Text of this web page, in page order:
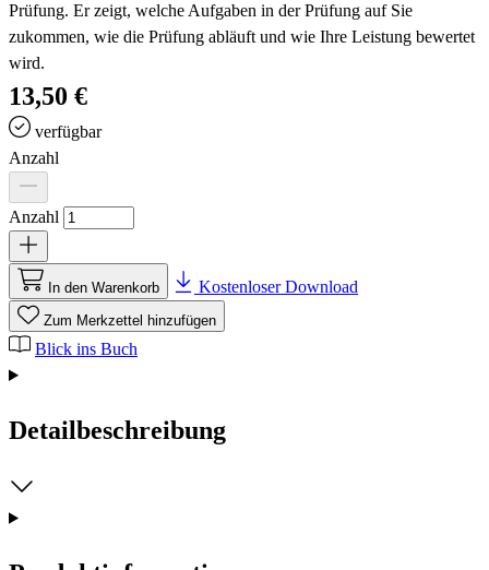
Prüfung. Er zeigt, welche Aufgaben in der Prüfung auf Sie
zukommen, wie die Prüfung abläuft und wie Ihre Leistung bewertet
wird.
13,50 €
verfügbar
Anzahl
Anzahl
In den Warenkorb Kostenloser Download
Zum Merkzettel hinzufügen
Blick ins Buch
Detailbeschreibung